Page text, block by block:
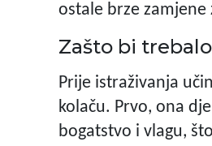
ostale brze zamjene
Zašto bi
Prije istraživanja
kolaču. Prvo, ona
bogatstvo i vlagu,